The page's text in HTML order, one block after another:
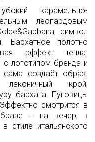
карамельно-
леопардовым
символ
Бархатное полотно
эффект тепла.
с логотипом бренда и
создаёт образ.
крой,
бархата. Пуговицы
смотрится в
— на вечер, в
стиле итальянского